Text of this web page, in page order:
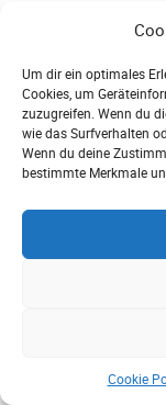
Um dir ein optimales
Cookies, um
zuzugreifen. Wenn du
wie das Surfverhalten
Wenn du deine
bestimmte Merkmale
Cookie
2024 © freedocs,